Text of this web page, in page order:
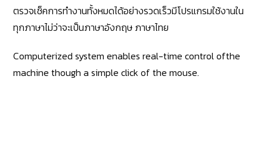
ตรวจเช็คการทำงานทั้งหมดได้อย่างรวดเร็วมีโปรแกรมใช้งานใน
ทุกภาษาไม่ว่าจะเป็นภาษาอังกฤษ ภาษาไทย
Computerized system enables real-time control ofthe
machine though a simple click of the mouse.